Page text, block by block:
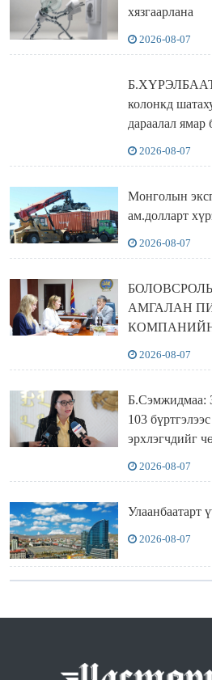
хязгаарлана
2026-08-07
колонкд
дараалал ямар
2026-08-07
Монголын
ам.долларт
2026-08-07
АМГАЛАН
2026-08-07
Б.Сэмжидмаа:
103
эрхлэгчдийг
2026-08-07
Улаанбаатарт
2026-08-07